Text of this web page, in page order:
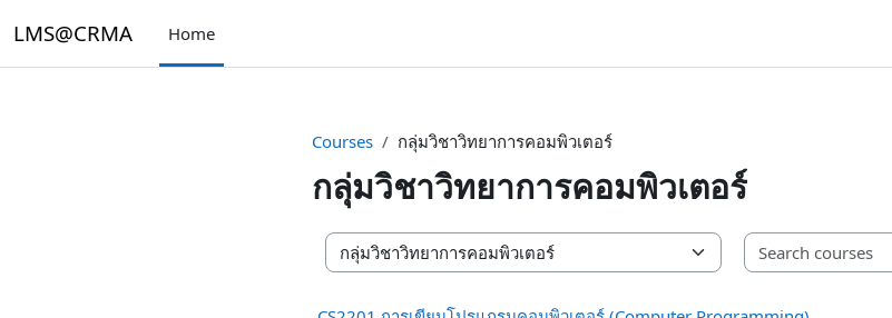
LMS@CRMA Home
Courses กลุ่มวิชาวิทยาการคอมพิวเตอร์
กลุ่มวิชาวิทยาการคอมพิวเตอร์
Course categories